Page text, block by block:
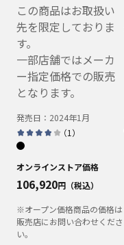
この商品はお取扱い
先を限定しておりま
す。
一部店舗ではメーカ
ー指定価格での販売
となります。
発売日： 2024年1月
（1 ）
オンラインストア価格
106,920円（税込）
※オープン価格商品の価格は
販売店にお問い合わせくださ
い。